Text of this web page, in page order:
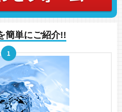
簡単にご紹介!!